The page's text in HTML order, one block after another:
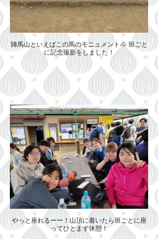
陣馬山といえばこの馬のモニュメント🐴 班ごと
に記念撮影をしました！
やっと座れるーー！山頂に着いたら班ごとに座
ってひとまず休憩！